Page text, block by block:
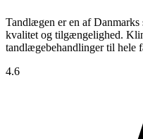
Tandlægen er en af
kvalitet og tilgængelighed.
tandlægebehandlinger til hele
4.6